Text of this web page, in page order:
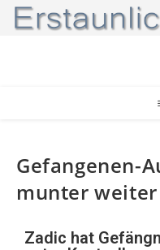
Gefangenen-
munter weiter
Zadic hat